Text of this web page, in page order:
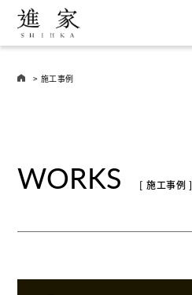
> 施工事例
WORKS [ 施工事例 ]